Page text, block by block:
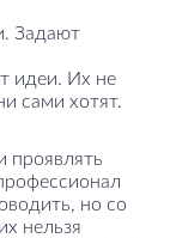
Задают
идеи. Их не
сами хотят.
проявлять
но со
нельзя